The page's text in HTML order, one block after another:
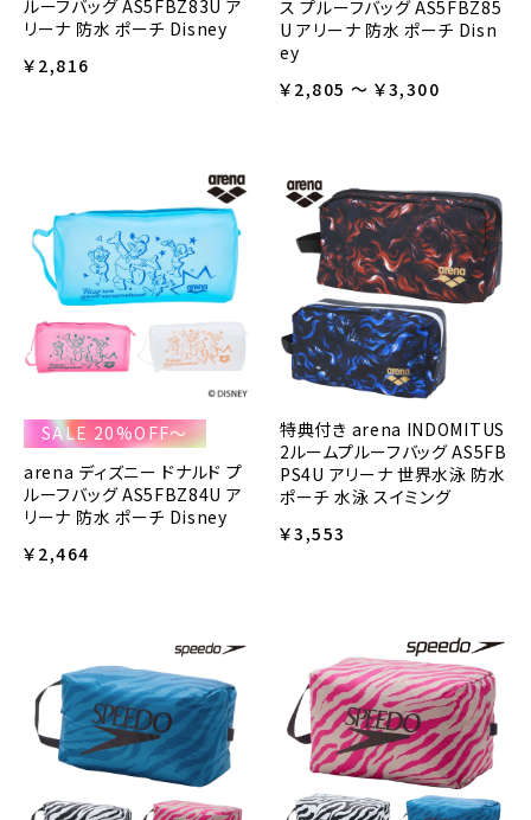
ルーフバッグ AS5FBZ83U ア
リーナ 防水 ポーチ Disney
￥2,816
ス プルーフバッグ AS5FBZ85
U アリーナ 防水 ポーチ Disn
ey
￥2,805 ～ ￥3,300
SALE 20%OFF～
arena ディズニー ドナルド プ
ルーフバッグ AS5FBZ84U ア
リーナ 防水 ポーチ Disney
￥2,464
特典付き arena INDOMITUS
2ルームプルーフバッグ AS5FB
PS4U アリーナ 世界水泳 防水
ポーチ 水泳 スイミング
￥3,553